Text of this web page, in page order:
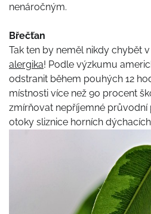
nenáročným.
Břečťan
Tak ten by neměl nikdy chybět
alergika! Podle výzkumu
odstranit během pouhých 12
místnosti více než 90 procent
zmírňovat nepříjemné průvodní
otoky sliznice horních